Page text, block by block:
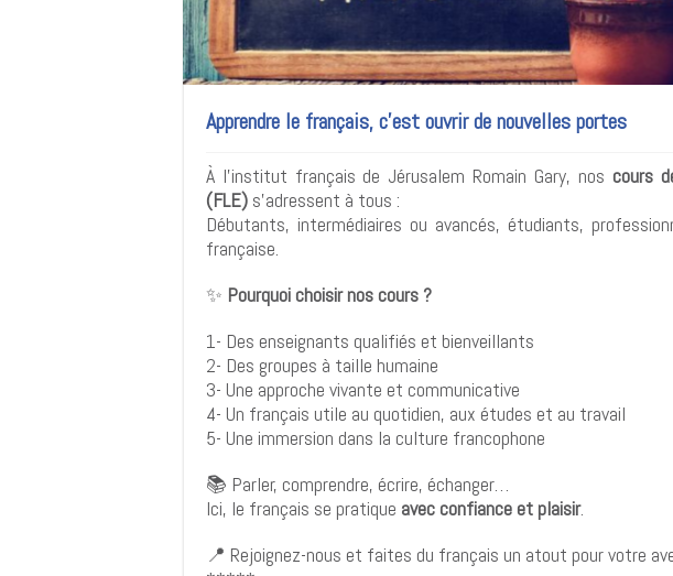
Apprendre le français, c’est ouvrir de nouvelles portes
À l’institut français de Jérusalem Romain Gary, nos cours
(FLE) s’adressent à tous :
Débutants, intermédiaires ou avancés, étudiants,
française.
✨ Pourquoi choisir nos cours ?
1- Des enseignants qualifiés et bienveillants
2- Des groupes à taille humaine
3- Une approche vivante et communicative
4- Un français utile au quotidien, aux études et au travail
5- Une immersion dans la culture francophone
📚 Parler, comprendre, écrire, échanger…
Ici, le français se pratique avec confiance et plaisir.
📍 Rejoignez-nous et faites du français un atout pour votre